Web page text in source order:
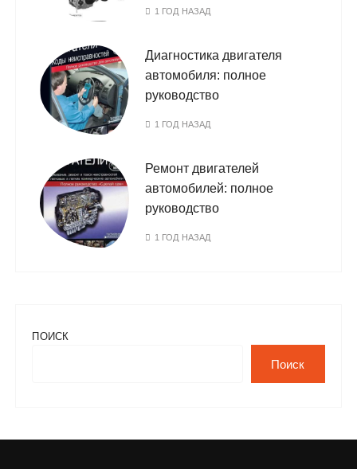
1 ГОД НАЗАД
Диагностика двигателя
автомобиля: полное
руководство
1 ГОД НАЗАД
Ремонт двигателей
автомобилей: полное
руководство
1 ГОД НАЗАД
ПОИСК
Поиск